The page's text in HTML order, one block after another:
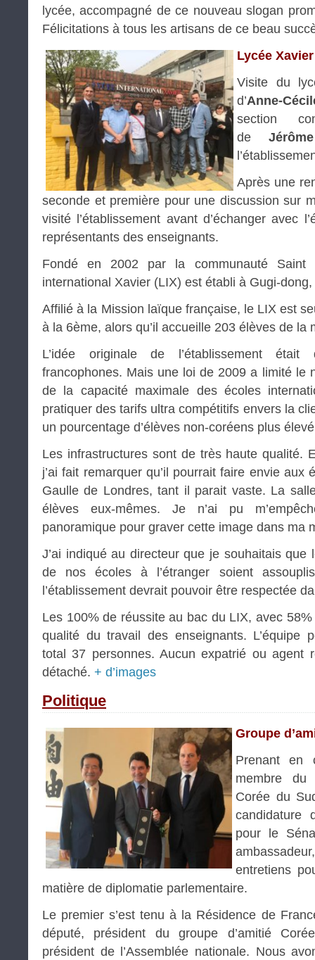
lycée, accompagné de ce nouveau slogan
Félicitations à tous les artisans de ce beau
Lycée Xavier
Visite du
d’Anne-
section
de
Après une
seconde et première pour une discussion sur
visité l’établissement avant d’échanger avec
représentants des enseignants.
Fondé en 2002 par la communauté Saint
international Xavier (LIX) est établi à Gugi-
Affilié à la Mission laïque française, le LIX est
à la 6ème, alors qu’il accueille 203 élèves de la
L’idée originale de l’établissement était
francophones. Mais une loi de 2009 a limité le
de la capacité maximale des écoles
pratiquer des tarifs ultra compétitifs envers la
un pourcentage d’élèves non-coréens plus
Les infrastructures sont de très haute qualité.
j’ai fait remarquer qu’il pourrait faire envie aux
Gaulle de Londres, tant il parait vaste. La
élèves eux-mêmes. Je n’ai pu
panoramique pour graver cette image dans ma
J’ai indiqué au directeur que je souhaitais que
de nos écoles à l’étranger soient
l’établissement devrait pouvoir être respectée
Les 100% de réussite au bac du LIX, avec
qualité du travail des enseignants. L’équipe
total 37 personnes. Aucun expatrié ou agent
détaché. + d’images
Politique
Groupe
Prenant en
membre du
Corée du
candidature
pour le
entretiens
matière de diplomatie parlementaire.
Le premier s’est tenu à la Résidence de
député, président du groupe d’amitié
président de l’Assemblée nationale. Nous